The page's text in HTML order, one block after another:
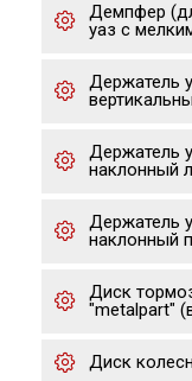
Демпфер
уаз с
Держатель
Держатель
наклонный
Держатель
наклонный
Диск
"metalpart"
Диск